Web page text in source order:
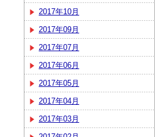
2017年10月
2017年09月
2017年07月
2017年06月
2017年05月
2017年04月
2017年03月